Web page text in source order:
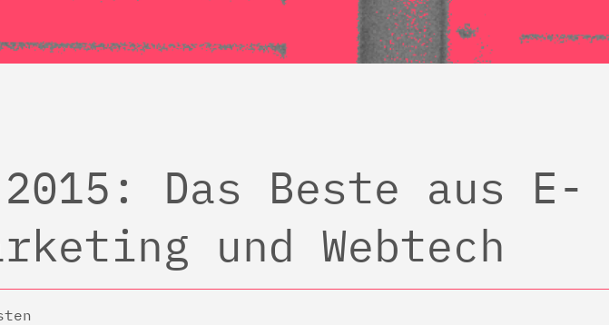
Das Beste aus E-
und Webtech